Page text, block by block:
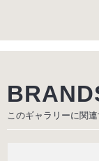
このギャラリーに関連